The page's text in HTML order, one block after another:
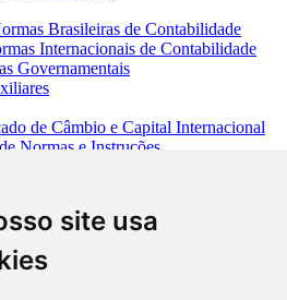
site usa
Brasileiras de Contabilidade
Internacionais de Contabilidade
Governamentais
de Câmbio e Capital Internacional
Normas e Instruções
de Títulos e Valores Mobiliários
Crédito Rural
de Organização do SFN
de Supervisão Bancária
de Documentos
- Classificação Nacional de